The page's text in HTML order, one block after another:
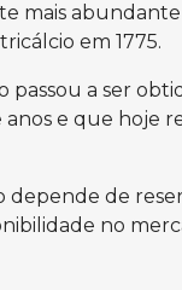
mais
em 1775.
passou a ser
e que hoje
depende de
no